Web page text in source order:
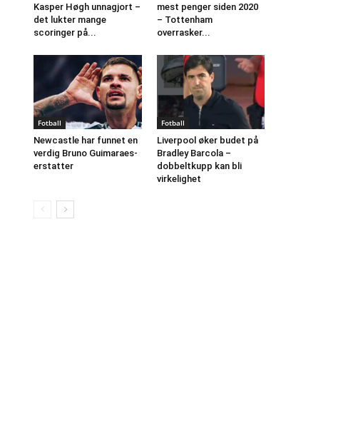
Kasper Høgh unnagjort –
det lukter mange
scoringer på...
mest penger siden 2020
– Tottenham
overrasker...
Fotball
Newcastle har funnet en
verdig Bruno Guimaraes-
erstatter
Fotball
Liverpool øker budet på
Bradley Barcola –
dobbeltkupp kan bli
virkelighet